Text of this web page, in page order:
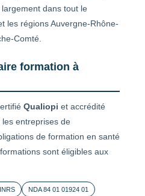
dans tout le
les régions Auvergne-Rhône-
Comté.
formation à
Qualiopi et accrédité
les entreprises de
de formation en santé
sont éligibles aux
NDA 84 01 01924 01